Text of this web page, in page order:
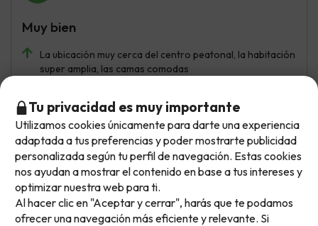
La ubicación muy cerca del centro peatonal, la habitación
super amplia, las camas comodas
mucha variedad dejaba de desear....
Muy bien
No llegas tarde: llegas al siguiente.
Este chollo ya ha caducado, pero cada día lanzamos
nuevas oportunidades para viajar mejor y pagar
menos.
Apúntate y que el próximo no se te escape.
Tu privacidad es muy importante
Utilizamos cookies únicamente para darte una experiencia
adaptada a tus preferencias y poder mostrarte publicidad
personalizada según tu perfil de navegación. Estas cookies
nos ayudan a mostrar el contenido en base a tus intereses y
optimizar nuestra web para ti.
Al hacer clic en "Aceptar y cerrar", harás que te podamos
ofrecer una navegación más eficiente y relevante. Si